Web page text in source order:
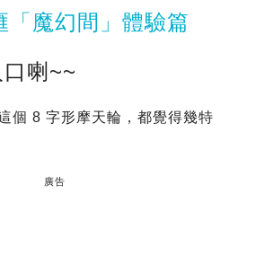
「魔幻間」體驗篇
口喇~~
個 8 字形摩天輪，都覺得幾特
廣告